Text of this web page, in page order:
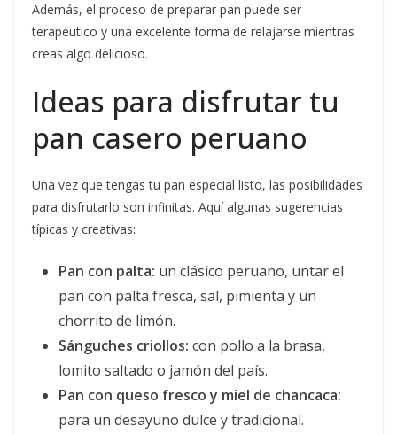
Además, el proceso de preparar pan puede ser
terapéutico y una excelente forma de relajarse mientras
creas algo delicioso.
Ideas para disfrutar tu
pan casero peruano
Una vez que tengas tu pan especial listo, las posibilidades
para disfrutarlo son infinitas. Aquí algunas sugerencias
típicas y creativas:
Pan con palta: un clásico peruano, untar el
pan con palta fresca, sal, pimienta y un
chorrito de limón.
Sánguches criollos: con pollo a la brasa,
lomito saltado o jamón del país.
Pan con queso fresco y miel de chancaca:
para un desayuno dulce y tradicional.